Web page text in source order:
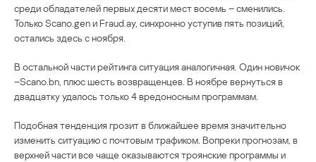
среди обладателей первых десяти мест восемь – сменились.
Только Scano.gen и Fraud.ay, синхронно уступив пять позиций,
остались здесь с ноября.
В остальной части рейтинга ситуация аналогичная. Один новичок
–Scano.bn, плюс шесть возвращенцев. В ноябре вернуться в
двадцатку удалось только 4 вредоносным программам.
Подобная тенденция грозит в ближайшее время значительно
изменить ситуацию с почтовым трафиком. Вопреки прогнозам, в
верхней части все чаще оказываются троянские программы и